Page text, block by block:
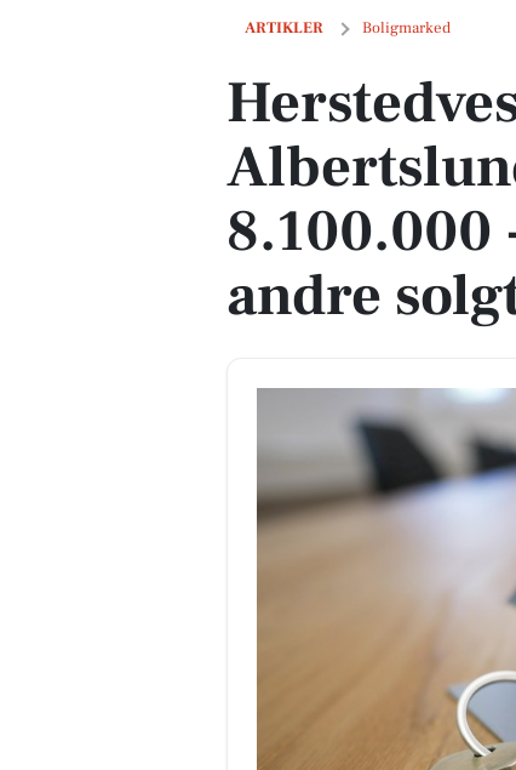
ARTIKLER Boligmarked
Herstedvesterstræde 49 i
8.100.000
andre